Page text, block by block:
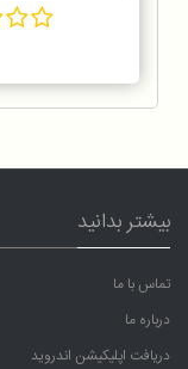
بیشتر بدانید
تماس با ما
درباره ما
دریافت اپلیکیشن اندروید